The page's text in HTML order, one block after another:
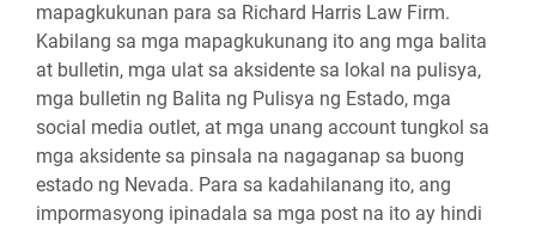
mapagkukunan para sa Richard Harris Law Firm.
Kabilang sa mga mapagkukunang ito ang mga balita
at bulletin, mga ulat sa aksidente sa lokal na pulisya,
mga bulletin ng Balita ng Pulisya ng Estado, mga
social media outlet, at mga unang account tungkol sa
mga aksidente sa pinsala na nagaganap sa buong
estado ng Nevada. Para sa kadahilanang ito, ang
impormasyong ipinadala sa mga post na ito ay hindi